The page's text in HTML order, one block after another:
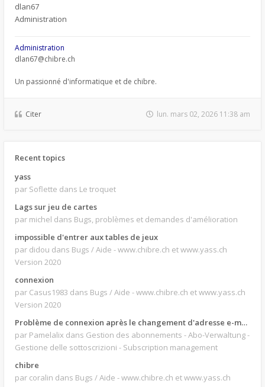
dlan67
Administration
Administration
dlan67@chibre.ch
Un passionné d'informatique et de chibre.
Citer lun. mars 02, 2026 11:38 am
Recent topics
yass
par Soflette dans Le troquet
Lags sur jeu de cartes
par michel dans Bugs, problèmes et demandes d'amélioration
impossible d'entrer aux tables de jeux
par didou dans Bugs / Aide - www.chibre.ch et www.yass.ch
Version 2020
connexion
par Casus1983 dans Bugs / Aide - www.chibre.ch et www.yass.ch
Version 2020
Problème de connexion après le changement d'adresse e-mail.
par Pamelalix dans Gestion des abonnements - Abo-Verwaltung -
Gestione delle sottoscrizioni - Subscription management
chibre
par coralin dans Bugs / Aide - www.chibre.ch et www.yass.ch